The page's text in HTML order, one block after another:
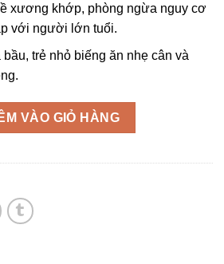
xương khớp, phòng ngừa nguy cơ
với người lớn tuổi.
trẻ nhỏ biếng ăn nhẹ cân và
VÀO GIỎ HÀNG